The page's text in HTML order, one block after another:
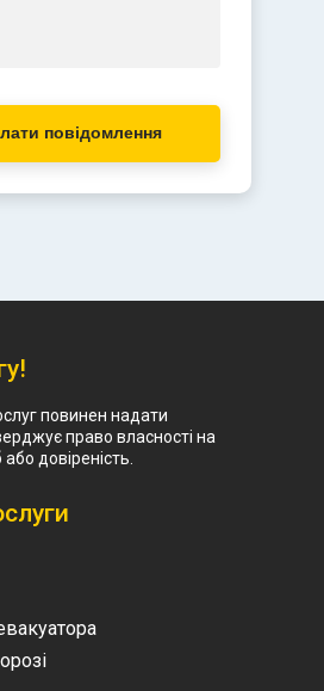
повідомлення
повинен надати
право власності на
довіреність.